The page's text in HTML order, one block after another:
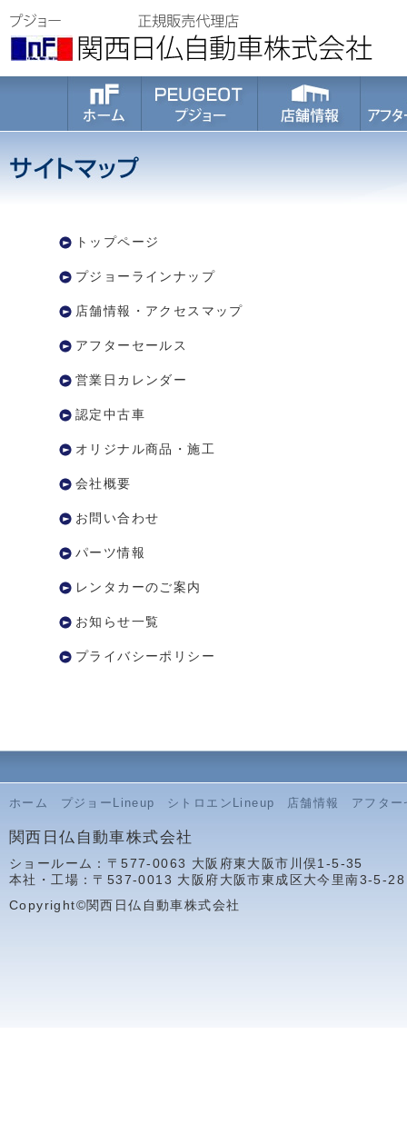
トップページ
プジョーラインナップ
店舗情報・アクセスマップ
アフターセールス
営業日カレンダー
認定中古車
オリジナル商品・施工
会社概要
お問い合わせ
パーツ情報
レンタカーのご案内
お知らせ一覧
プライバシーポリシー
ホーム プジョーLineup シトロエンLineup 店舗情報 アフタ
関西日仏自動車株式会社
ショールーム：〒577-0063 大阪府東大阪市川俣1-5-35
本社・工場：〒537-0013 大阪府大阪市東成区大今里南3-5-28
Copyright©関西日仏自動車株式会社